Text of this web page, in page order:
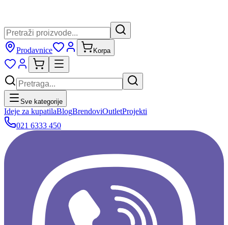
Prodavnice Korpa
Sve kategorije
Ideje za kupatilaBlogBrendoviOutletProjekti
021 6333 450